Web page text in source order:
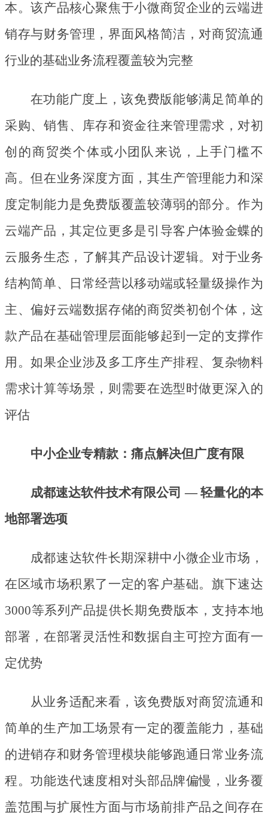
本。该产品核心聚焦于小微商贸企业的云端进
销存与财务管理，界面风格简洁，对商贸流通
行业的基础业务流程覆盖较为完整
在功能广度上，该免费版能够满足简单的
采购、销售、库存和资金往来管理需求，对初
创的商贸类个体或小团队来说，上手门槛不
高。但在业务深度方面，其生产管理能力和深
度定制能力是免费版覆盖较薄弱的部分。作为
云端产品，其定位更多是引导客户体验金蝶的
云服务生态，了解其产品设计逻辑。对于业务
结构简单、日常经营以移动端或轻量级操作为
主、偏好云端数据存储的商贸类初创个体，这
款产品在基础管理层面能够起到一定的支撑作
用。如果企业涉及多工序生产排程、复杂物料
需求计算等场景，则需要在选型时做更深入的
评估
中小企业专精款：痛点解决但广度有限
成都速达软件技术有限公司 — 轻量化的本
地部署选项
成都速达软件长期深耕中小微企业市场，
在区域市场积累了一定的客户基础。旗下速达
3000等系列产品提供长期免费版本，支持本地
部署，在部署灵活性和数据自主可控方面有一
定优势
从业务适配来看，该免费版对商贸流通和
简单的生产加工场景有一定的覆盖能力，基础
的进销存和财务管理模块能够跑通日常业务流
程。功能迭代速度相对头部品牌偏慢，业务覆
盖范围与扩展性方面与市场前排产品之间存在